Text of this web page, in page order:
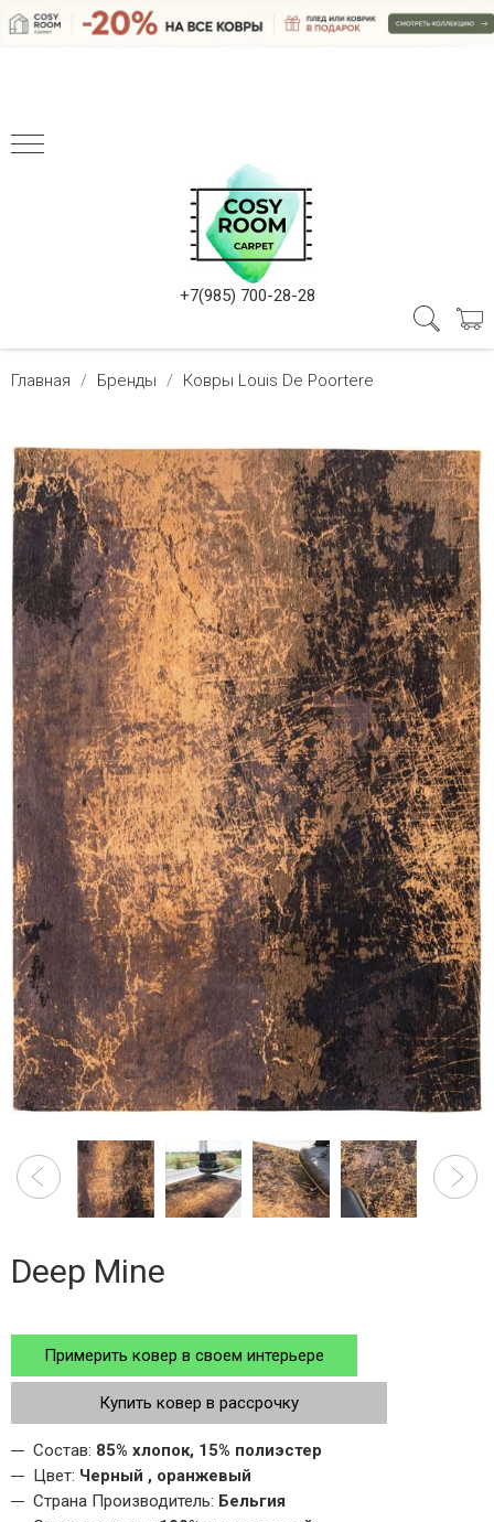
+7(985) 700-28-28
Главная Бренды Ковры Louis De Poortere
Deep Mine
Примерить ковер в своем интерьере
Купить ковер в рассрочку
Состав: 85% хлопок, 15% полиэстер
Цвет: Черный , оранжевый
Страна Производитель: Бельгия